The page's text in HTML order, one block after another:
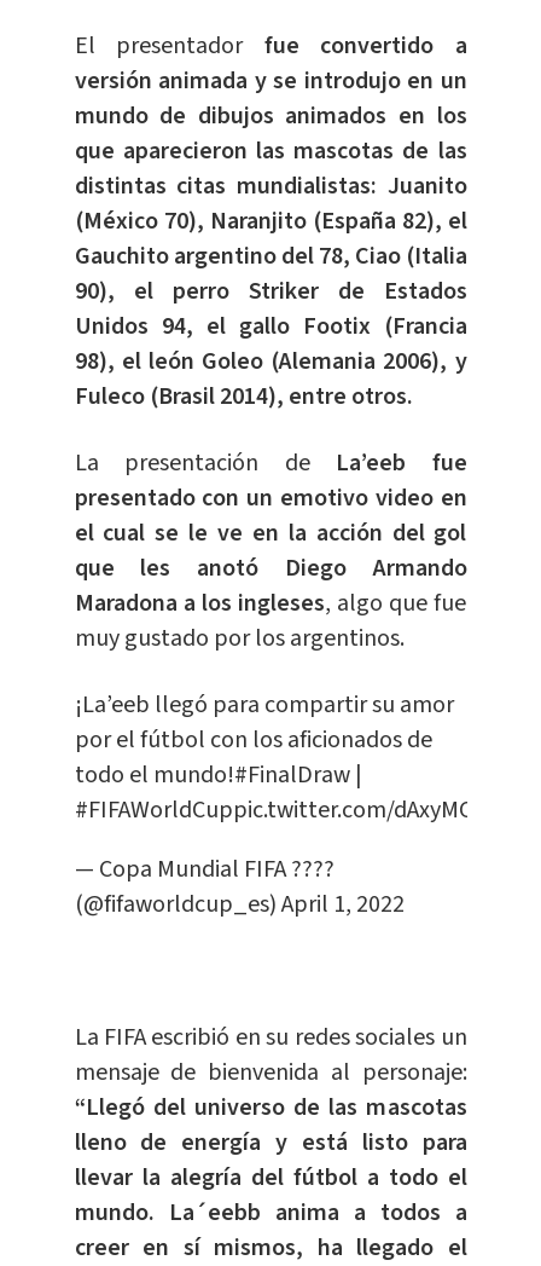
El presentadorfue convertido a
versión animada y se introdujo en un
mundo de dibujos animados en los
que aparecieron las mascotas de las
distintas citas mundialistas: Juanito
(México 70), Naranjito (España 82), el
Gauchito argentino del 78, Ciao (Italia
90), el perro Striker de Estados
Unidos 94, el gallo Footix (Francia
98), el león Goleo (Alemania 2006), y
Fuleco (Brasil 2014), entre otros.
La presentación deLa’eeb fue
presentado con un emotivo video en
el cual se le ve en la acción del gol
que les anotó Diego Armando
Maradona a los ingleses, algo que fue
muy gustado por los argentinos.
¡La’eeb llegó para compartir su amor
por el fútbol con los aficionados de
todo el mundo!#FinalDraw|
#FIFAWorldCuppic.twitter.com/dAxyMCvLzB
— Copa Mundial FIFA ????
(@fifaworldcup_es)April 1, 2022
La FIFA escribió en su redes sociales un
mensaje de bienvenida al personaje:
“Llegó del universo de las mascotas
lleno de energía y está listo para
llevar la alegría del fútbol a todo el
mundo. La´eebb anima a todos a
creer en sí mismos, ha llegado el